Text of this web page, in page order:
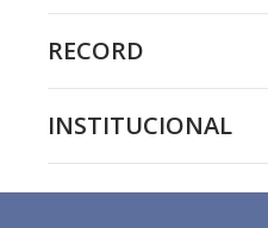
RECORD
INSTITUCIONAL